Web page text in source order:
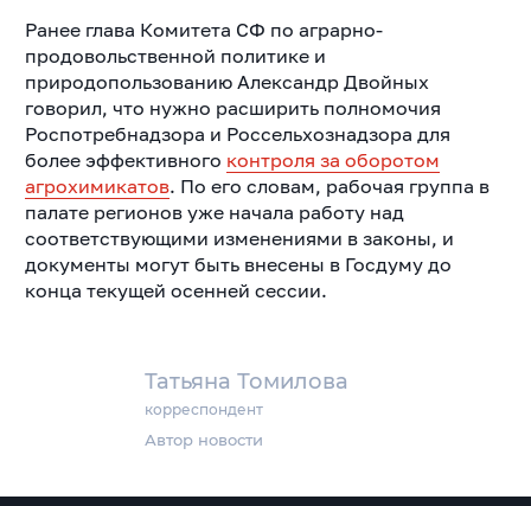
Татьяна Томилова
корреспондент
Автор новости
Ранее глава Комитета СФ по аграрно-
продовольственной политике и
природопользованию Александр Двойных
говорил, что нужно расширить полномочия
Роспотребнадзора и Россельхознадзора для
более эффективного контроля за оборотом
агрохимикатов. По его словам, рабочая группа в
палате регионов уже начала работу над
соответствующими изменениями в законы, и
документы могут быть внесены в Госдуму до
конца текущей осенней сессии.